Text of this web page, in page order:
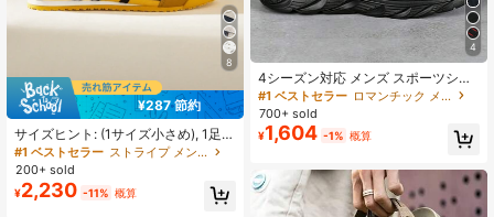
8
¥287 節約
サイズヒント: (1サイズ小さめ), 1足
ユニセックスシューズ 2026年夏 カ
ップルシューズ メンズシューズ, 軽
量で柔らかく, 春/夏着用またはレイ
ヤリングに適し, 旅行や日常使用に便
#1 ベストセラー
ストライプ メンズスニーカー
200+ sold
¥2,230 -11% 概算
4
4シーズン対応 メンズ スポーツシュ
ーズ、新作 快適 通気性メッシュ素材
カジュアルウォーキングスニーカ
ー、多用途でミニマルデザイン、メ
ンズシューズ、カジュアルジーンズ
#1 ベストセラー
ロマンチック メンズスニーカー
700+ sold
¥1,604 -1% 概算